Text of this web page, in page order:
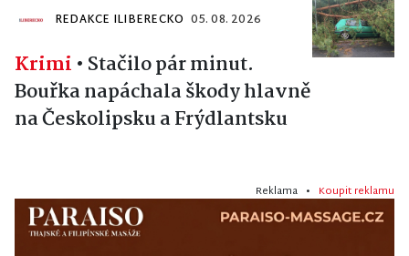
REDAKCE ILIBERECKO 05. 08. 2026
Krimi • Stačilo pár minut.
Bouřka napáchala škody hlavně
na Českolipsku a Frýdlantsku
Reklama • Koupit reklamu